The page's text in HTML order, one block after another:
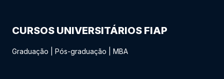
CURSOS UNIVERSITÁRIOS FIAP
Graduação Pós-graduação MBA